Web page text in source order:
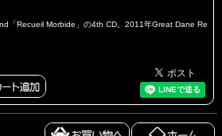
「Recueil Morbide」の4th CD。2011年Great Dane Re